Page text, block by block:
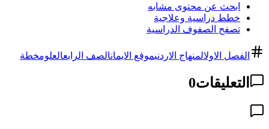
ابحث عن محتوى مشابه
خطط دراسية وعلاجية
تصفح الصفوف الدراسية
الفصل الاولالمنهاج الاردنيموقع الايمانالصف الرابعالعلومخطة
التعليقات0